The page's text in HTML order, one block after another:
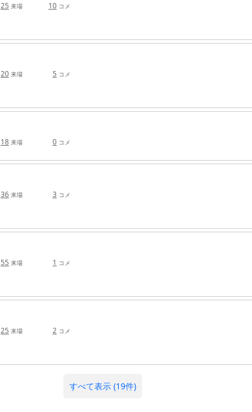
25 来場 10 コメ
20 来場 5 コメ
18 来場 0 コメ
36 来場 3 コメ
55 来場 1 コメ
25 来場 2 コメ
すべて表示 (19件)